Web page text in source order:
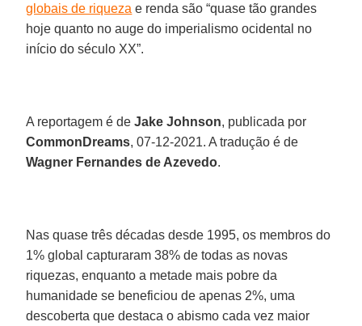
globais de riqueza e renda são “quase tão grandes
hoje quanto no auge do imperialismo ocidental no
início do século XX”.
A reportagem é deJake Johnson, publicada por
CommonDreams, 07-12-2021. A tradução é de
Wagner Fernandes de Azevedo.
Nas quase três décadas desde 1995, os membros do
1% global capturaram 38% de todas as novas
riquezas, enquanto a metade mais pobre da
humanidade se beneficiou de apenas 2%, uma
descoberta que destaca o abismo cada vez maior